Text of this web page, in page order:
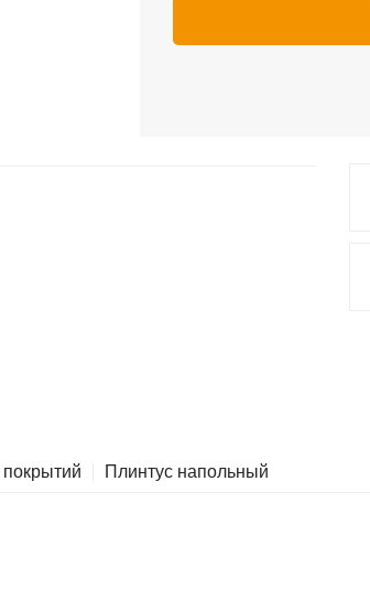
Плинтус напольный